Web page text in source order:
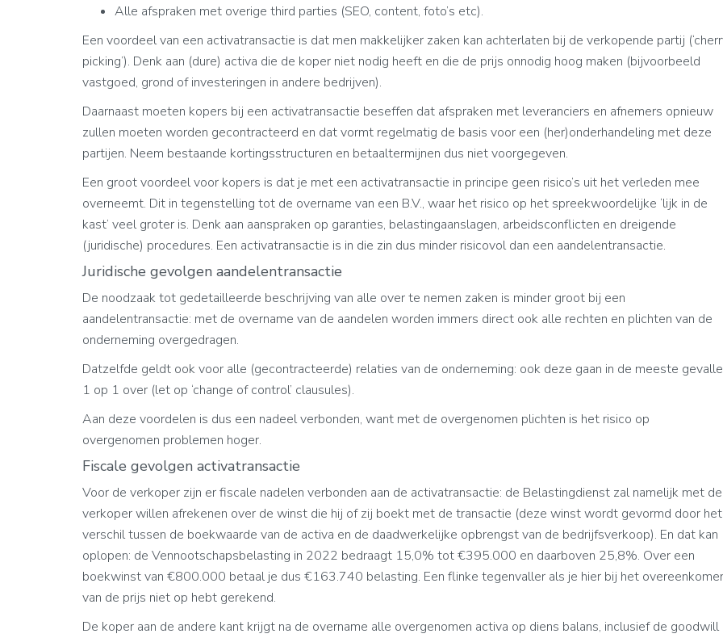
Alle afspraken met overige third parties (SEO, content, foto’s etc).
Een voordeel van een activatransactie is dat men makkelijker zaken kan achterlaten bij de verkopende partij
picking’). Denk aan (dure) activa die de koper niet nodig heeft en die de prijs onnodig hoog maken (bijvoorbeeld
vastgoed, grond of investeringen in andere bedrijven).
Daarnaast moeten kopers bij een activatransactie beseffen dat afspraken met leveranciers en afnemers opnieuw
zullen moeten worden gecontracteerd en dat vormt regelmatig de basis voor een (her)onderhandeling met deze
partijen. Neem bestaande kortingsstructuren en betaaltermijnen dus niet voorgegeven.
Een groot voordeel voor kopers is dat je met een activatransactie in principe geen risico’s uit het verleden mee
overneemt. Dit in tegenstelling tot de overname van een B.V., waar het risico op het spreekwoordelijke ‘lijk in de
kast’ veel groter is. Denk aan aanspraken op garanties, belastingaanslagen, arbeidsconflicten en dreigende
(juridische) procedures. Een activatransactie is in die zin dus minder risicovol dan een aandelentransactie.
Juridische gevolgen aandelentransactie
De noodzaak tot gedetailleerde beschrijving van alle over te nemen zaken is minder groot bij een
aandelentransactie: met de overname van de aandelen worden immers direct ook alle rechten en plichten van de
onderneming overgedragen.
Datzelfde geldt ook voor alle (gecontracteerde) relaties van de onderneming: ook deze gaan in de meeste
1 op 1 over (let op ‘change of control’ clausules).
Aan deze voordelen is dus een nadeel verbonden, want met de overgenomen plichten is het risico op
overgenomen problemen hoger.
Fiscale gevolgen activatransactie
Voor de verkoper zijn er fiscale nadelen verbonden aan de activatransactie: de Belastingdienst zal namelijk met de
verkoper willen afrekenen over de winst die hij of zij boekt met de transactie (deze winst wordt gevormd door het
verschil tussen de boekwaarde van de activa en de daadwerkelijke opbrengst van de bedrijfsverkoop). En dat kan
oplopen: de Vennootschapsbelasting in 2022 bedraagt 15,0% tot €395.000 en daarboven 25,8%. Over een
boekwinst van €800.000 betaal je dus €163.740 belasting. Een flinke tegenvaller als je hier bij het
van de prijs niet op hebt gerekend.
De koper aan de andere kant krijgt na de overname alle overgenomen activa op diens balans, inclusief de goodwill